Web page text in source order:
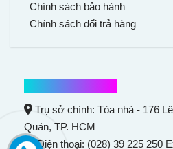
Chính sách bảo hành
Chính sách đổi trả hàng
Trụ sở chính: Tòa nhà - 176
Quán, TP. HCM
Điện thoại: (028) 39 225 250